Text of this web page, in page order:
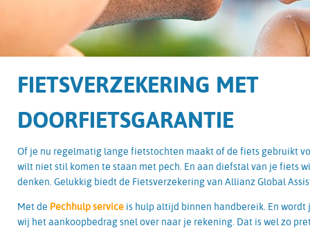
FIETSVERZEKERING MET
DOORFIETSGARANTIE
Of je nu regelmatig lange fietstochten maakt of de fiets gebruikt
wilt niet stil komen te staan met pech. En aan diefstal van je fiets
denken. Gelukkig biedt de Fietsverzekering van Allianz Global
Met de Pechhulp service is hulp altijd binnen handbereik. En
wij het aankoopbedrag snel over naar je rekening. Dat is wel zo